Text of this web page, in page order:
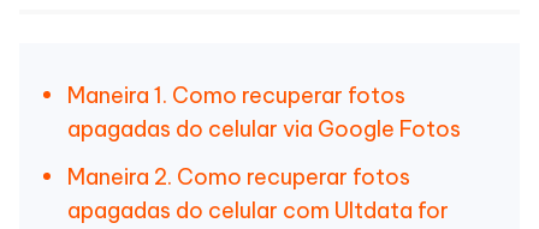
Maneira 1. Como recuperar fotos
apagadas do celular via Google Fotos
Maneira 2. Como recuperar fotos
apagadas do celular com Ultdata for